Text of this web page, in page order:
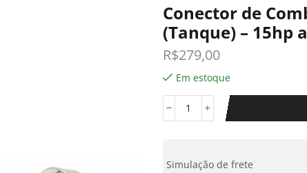
Conector de
(Tanque) – 15hp
R$279,00
Em estoque
Simulação de frete